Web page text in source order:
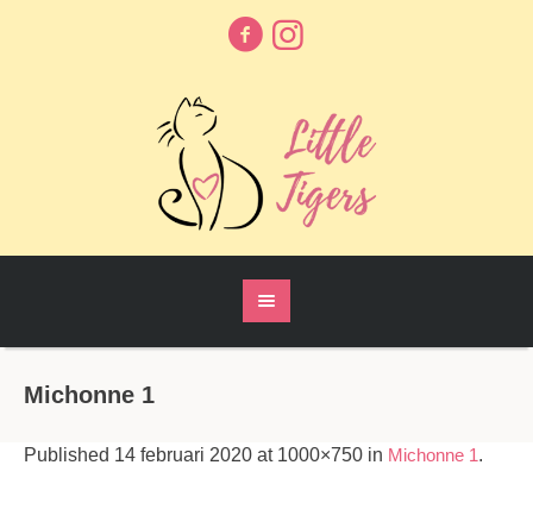
Michonne 1
Published 14 februari 2020 at 1000×750 in Michonne 1.